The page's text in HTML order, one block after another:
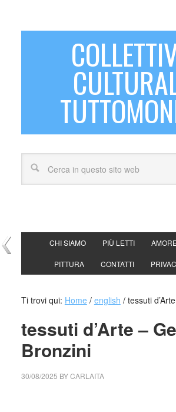
CHI SIAMO PIÙ LETTI
PITTURA CONTATTI
Ti trovi qui: Home / english /tessuti
tessuti d’Arte –
Bronzini
30/08/2025 BYCARLAITA